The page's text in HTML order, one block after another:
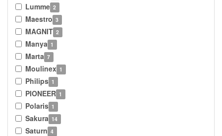
Lumme 2
Maestro 3
MAGNIT 2
Manya 1
Marta 7
Moulinex 1
Philips 1
PIONEER 1
Polaris 1
Sakura 14
Saturn 4